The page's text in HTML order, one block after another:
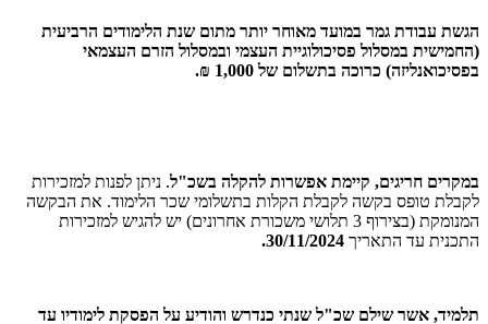
הגשת עבודת גמר במועד מאוחר יותר מתום שנת הלימודים הרביעית
(החמישית במסלול פסיכולוגיית העצמי ובמסלול הזרם העצמאי
בפסיכואנליזה) כרוכה בתשלום של 1,000 ₪.
במקרים חריגים, קיימת אפשרות להקלה בשכ"ל. ניתן לפנות למזכירות
לקבלת טופס בקשה לקבלת הקלות בתשלומי שכר הלימוד. את הבקשה
המנומקת (בצירוף 3 תלושי משכורת אחרונים) יש להגיש למזכירות
התכנית עד התאריך 30/11/2024.
תלמיד, אשר שילם שכ"ל שנתי כנדרש והודיע על הפסקת לימודיו עד